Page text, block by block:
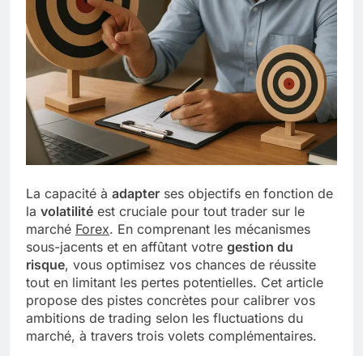
La capacité à adapter ses objectifs en fonction de
la volatilité est cruciale pour tout trader sur le
marché Forex. En comprenant les mécanismes
sous-jacents et en affûtant votre gestion du
risque, vous optimisez vos chances de réussite
tout en limitant les pertes potentielles. Cet article
propose des pistes concrètes pour calibrer vos
ambitions de trading selon les fluctuations du
marché, à travers trois volets complémentaires.